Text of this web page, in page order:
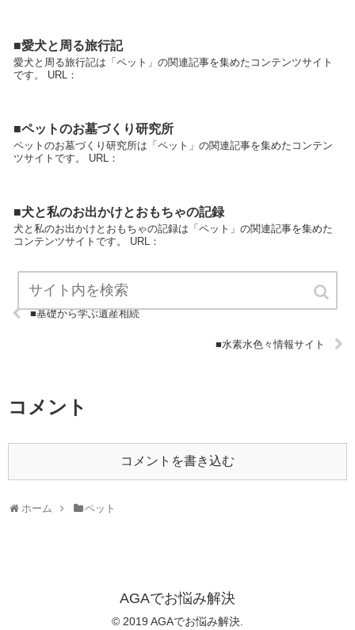
■愛犬と周る旅行記
愛犬と周る旅行記は「ペット」の関連記事を集めたコンテンツサイト
です。 URL：
■ペットのお墓づくり研究所
ペットのお墓づくり研究所は「ペット」の関連記事を集めたコンテン
ツサイトです。 URL：
■犬と私のお出かけとおもちゃの記録
犬と私のお出かけとおもちゃの記録は「ペット」の関連記事を集めた
コンテンツサイトです。 URL：
■基礎から学ぶ遺産相続
■水素水色々情報サイト
コメント
コメントを書き込む
ホーム ペット
AGAでお悩み解決
© 2019 AGAでお悩み解決.